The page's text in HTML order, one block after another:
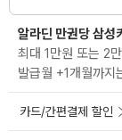
알라딘 만권당 삼성
최대 1만원 또는 2
발급월 +1개월까지
카드/간편결제 할인